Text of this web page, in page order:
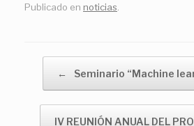
Publicado en noticias
Navegador de
← Seminario “Machine
IV REUNIÓN ANUAL DEL